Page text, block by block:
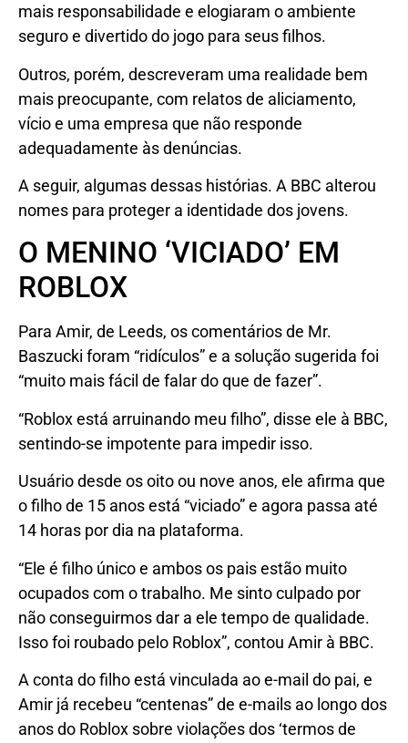
mais responsabilidade e elogiaram o ambiente
seguro e divertido do jogo para seus filhos.
Outros, porém, descreveram uma realidade bem
mais preocupante, com relatos de aliciamento,
vício e uma empresa que não responde
adequadamente às denúncias.
A seguir, algumas dessas histórias. A BBC alterou
nomes para proteger a identidade dos jovens.
O MENINO ‘VICIADO’ EM
ROBLOX
Para Amir, de Leeds, os comentários de Mr.
Baszucki foram “ridículos” e a solução sugerida foi
“muito mais fácil de falar do que de fazer”.
“Roblox está arruinando meu filho”, disse ele à BBC,
sentindo-se impotente para impedir isso.
Usuário desde os oito ou nove anos, ele afirma que
o filho de 15 anos está “viciado” e agora passa até
14 horas por dia na plataforma.
“Ele é filho único e ambos os pais estão muito
ocupados com o trabalho. Me sinto culpado por
não conseguirmos dar a ele tempo de qualidade.
Isso foi roubado pelo Roblox”, contou Amir à BBC.
A conta do filho está vinculada ao e-mail do pai, e
Amir já recebeu “centenas” de e-mails ao longo dos
anos do Roblox sobre violações dos ‘termos de